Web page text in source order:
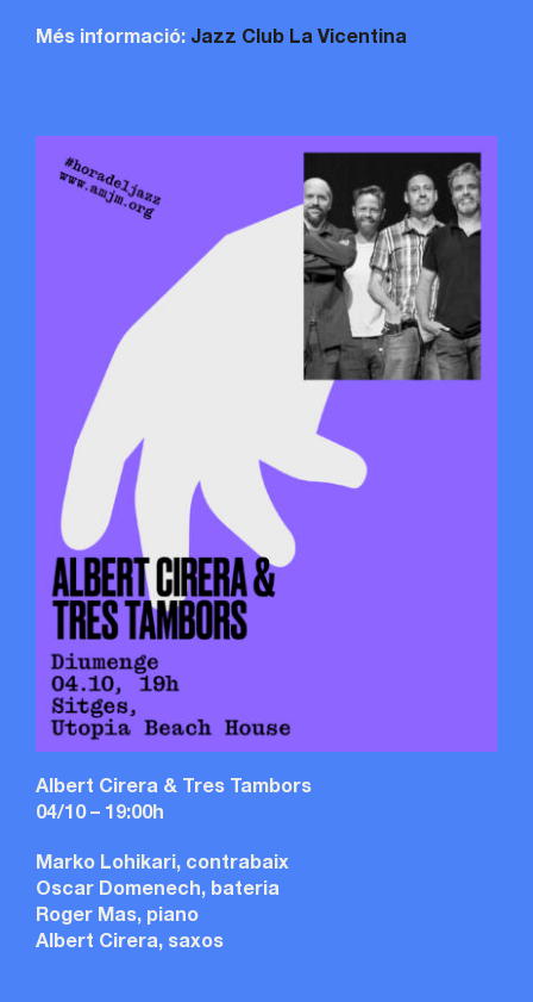
Més informació: Jazz Club La Vicentina
Albert Cirera & Tres Tambors
04/10 – 19:00h
Marko Lohikari, contrabaix
Oscar Domenech, bateria
Roger Mas, piano
Albert Cirera, saxos